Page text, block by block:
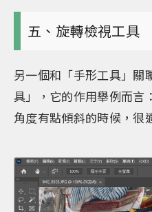
五、旋轉檢視工具
另一個和「手形工具」關
具」，它的作用舉例而言
角度有點傾斜的時候，很